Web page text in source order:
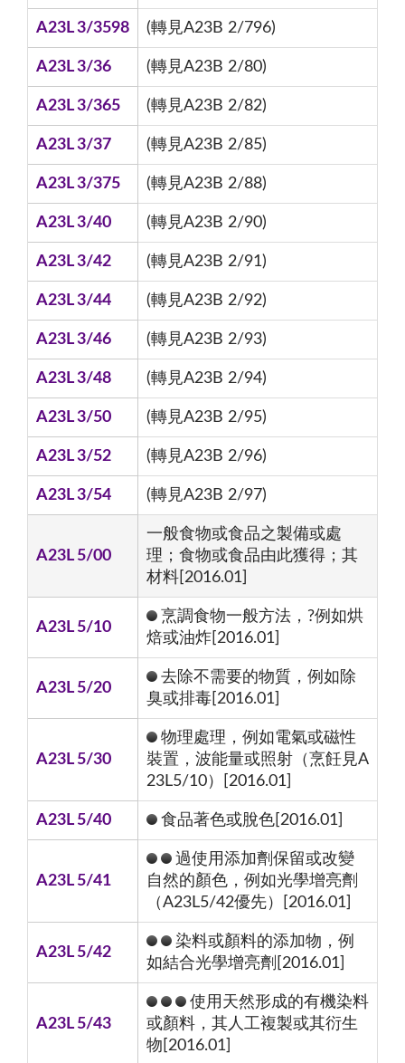
A23L 3/3598 (轉見A23B 2/796)
A23L 3/36 (轉見A23B 2/80)
A23L 3/365 (轉見A23B 2/82)
A23L 3/37 (轉見A23B 2/85)
A23L 3/375 (轉見A23B 2/88)
A23L 3/40 (轉見A23B 2/90)
A23L 3/42 (轉見A23B 2/91)
A23L 3/44 (轉見A23B 2/92)
A23L 3/46 (轉見A23B 2/93)
A23L 3/48 (轉見A23B 2/94)
A23L 3/50 (轉見A23B 2/95)
A23L 3/52 (轉見A23B 2/96)
A23L 3/54 (轉見A23B 2/97)
A23L 5/00
一般食物或食品之製備或處
理；食物或食品由此獲得；其
材料[2016.01]
A23L 5/10
烹調食物一般方法，?例如烘
焙或油炸[2016.01]
A23L 5/20
去除不需要的物質，例如除
臭或排毒[2016.01]
A23L 5/30
物理處理，例如電氣或磁性
裝置，波能量或照射（烹飪見A
23L5/10）[2016.01]
A23L 5/40 食品著色或脫色[2016.01]
A23L 5/41
過使用添加劑保留或改變
自然的顏色，例如光學增亮劑
（A23L5/42優先）[2016.01]
A23L 5/42
染料或顏料的添加物，例
如結合光學增亮劑[2016.01]
A23L 5/43
使用天然形成的有機染料
或顏料，其人工複製或其衍生
物[2016.01]